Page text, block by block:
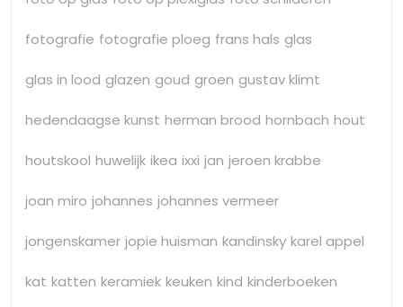
fotografie fotografie ploeg frans hals glas
glas in lood glazen goud groen gustav klimt
hedendaagse kunst herman brood hornbach hout
houtskool huwelijk ikea ixxi jan jeroen krabbe
joan miro johannes johannes vermeer
jongenskamer jopie huisman kandinsky karel appel
kat katten keramiek keuken kind kinderboeken